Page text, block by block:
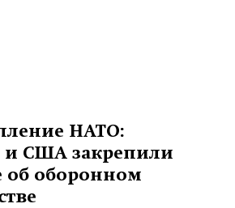
НАТО:
США закрепили
об оборонном